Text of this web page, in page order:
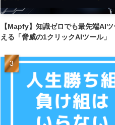
【Mapfy】知識ゼロでも最先端AI
える「脅威の1クリックAIツール」